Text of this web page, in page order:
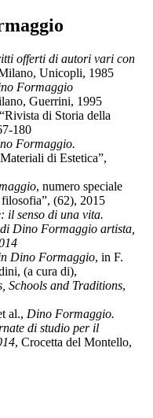
offerti di autori vari con
Unicopli, 1985
Formaggio
Guerrini, 1995
di Storia della
180
Formaggio.
di Estetica”,
, numero speciale
(62), 2015
il senso di una vita.
Dino Formaggio artista,
Dino Formaggio, in F.
(a cura di),
Schools and Traditions,
al., Dino Formaggio.
di studio per il
, Crocetta del Montello,